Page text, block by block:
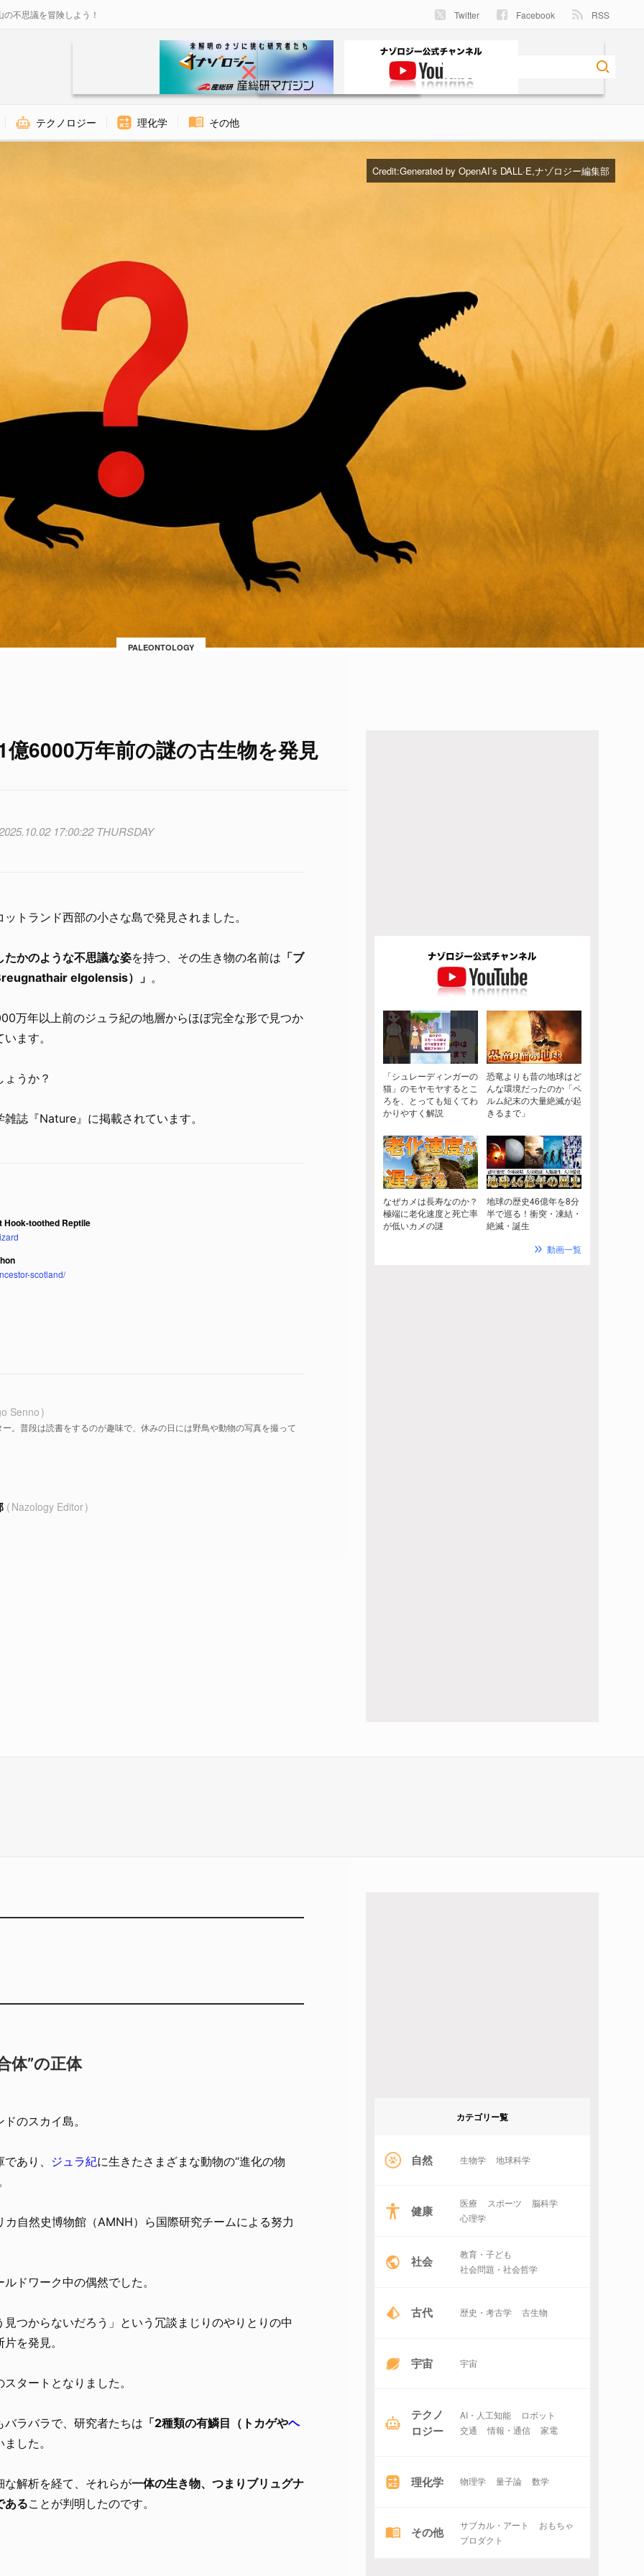
不思議を冒険しよう！ Twitter Facebook RSS
テクノロジー 理化学 その他
Credit:Generated by OpenAI’s DALL·E,ナゾロジー編集部
PALEONTOLOGY
6000万年前の謎の古生物を発見
17:00:22 THURSDAY
トランド西部の小さな島で発見されました。
かのような不思議な姿を持つ、その生き物の名前は 「ブ
elgolensis）」 。
万年以上前のジュラ紀の地層からほぼ完全な形で見つか
ます。
うか？
誌『Nature』に掲載されています。
toothed Reptile
scotland/
Senno
。普段は読書をするのが趣味で、休みの日には野鳥や動物の写真を撮って
Nazology Editor
「シュレーディンガーの
猫」のモヤモヤするとこ
ろを、とっても短くてわ
かりやすく解説
恐竜よりも昔の地球はど
んな環境だったのか「ペ
ルム紀末の大量絶滅が起
きるまで」
なぜカメは長寿なのか？
極端に老化速度と死亡率
が低いカメの謎
地球の歴史46億年を8分
半で巡る！衝突・凍結・
絶滅・誕生
動画一覧
体”の正体
のスカイ島。
あり、 ジュラ紀に生きたさまざまな動物の“進化の物
自然史博物館（AMNH）ら国際研究チームによる努力
ドワーク中の偶然でした。
つからないだろう」という冗談まじりのやりとりの中
を発見。
タートとなりました。
ラバラで、研究者たちは 「2種類の有鱗目（トカゲやヘ
した。
解析を経て、それらが一体の生き物、つまりブリュグナ
あることが判明したのです。
カテゴリー覧
自然 生物学 地球科学
健康 医療 スポーツ
脳科学
心理学
社会
教育・子ども
社会問題・社会哲学
古代 歴史・考古学 古生物
宇宙 宇宙
テクノ
ロジー
AI・人工知能
ロボット
交通
情報・通信 家電
理化学 物理学 量子論 数学
その他 サブカル・アート
おもちゃ
プロダクト